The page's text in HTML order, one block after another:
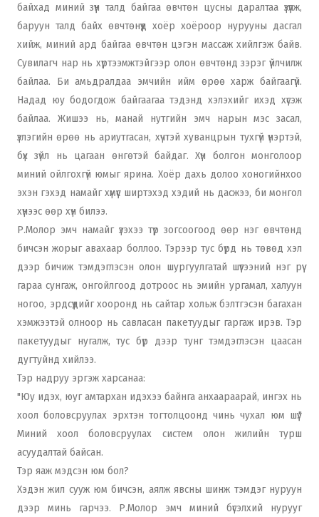
байхад миний зүүн талд байгаа өвчтөн цусны даралтаа үзүүлж,
баруун талд байх өвчтөнүүд хоёр хоёроор нурууны дасгал
хийж, миний ард байгаа өвчтөн цэгэн массаж хийлгэж байв.
Сувилагч нар нь хүртээмжтэйгээр олон өвчтөнд зэрэг үйлчилж
байлаа. Би амьдралдаа эмчийн ийм өрөө харж байгаагүй.
Надад юу бодогдож байгаагаа тэдэнд хэлэхийг ихэд хүсэж
байлаа. Жишээ нь, манай нутгийн эмч нарын мэс засал,
үзлэгийн өрөө нь ариутгасан, хүчтэй хуванцрын тухгүй үнэртэй,
бүх зүйл нь цагаан өнгөтэй байдаг. Хүн болгон монголоор
миний ойлгохгүй юмыг ярина. Хоёр дахь долоо хоногийнхоо
эхэн гэхэд намайг хүмүүс ширтэхэд хэдий нь дасжээ, би монгол
хүнээс өөр хүн билээ.
Р.Молор эмч намайг үзэхээ түр зогсоогоод өөр нэг өвчтөнд
бичсэн жорыг авахаар боллоо. Тэрээр тус бүрд нь төвөд хэл
дээр бичиж тэмдэглэсэн олон шургуулгатай шүүгээний нэг рүү
гараа сунгаж, онгойлгоод дотроос нь эмийн ургамал, халуун
ногоо, эрдсүүдийг хооронд нь сайтар хольж бэлтгэсэн багахан
хэмжээтэй олноор нь савласан пакетуудыг гаргаж ирэв. Тэр
пакетуудыг нугалж, тус бүр дээр тунг тэмдэглэсэн цаасан
дугтуйнд хийлээ.
Тэр надруу эргэж харсанаа:
"Юу идэх, юуг амтархан идэхээ байнга анхаараарай, ингэх нь
хоол боловсруулах эрхтэн тогтолцоонд чинь чухал юм шүү."
Миний хоол боловсруулах систем олон жилийн турш
асуудалтай байсан.
Тэр яаж мэдсэн юм бол?
Хэдэн жил сууж юм бичсэн, аялж явсны шинж тэмдэг нуруун
дээр минь гарчээ. Р.Молор эмч миний бүсэлхий нурууг